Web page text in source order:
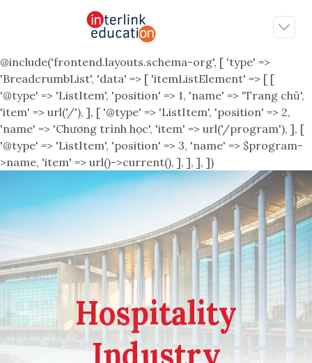
@include('frontend.layouts.schema-org', [ 'type' =>
'BreadcrumbList', 'data' => [ 'itemListElement' => [ [
'@type' => 'ListItem', 'position' => 1, 'name' => 'Trang chủ',
'item' => url('/'), ], [ '@type' => 'ListItem', 'position' => 2,
'name' => 'Chương trình học', 'item' => url('/program'), ], [
'@type' => 'ListItem', 'position' => 3, 'name' => $program-
>name, 'item' => url()->current(), ], ], ], ])
Hospitality
Industry